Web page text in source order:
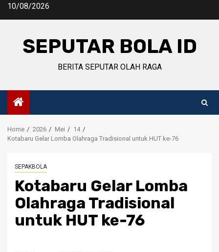
Skip10/08/2026
SEPUTAR BOLA ID
BERITA SEPUTAR OLAH RAGA
Home 2026 Mei
14
Kotabaru Gelar Lomba Olahraga Tradisional untuk HUT ke-76
SEPAKBOLA
Kotabaru Gelar Lomba
Olahraga Tradisional
untuk HUT ke-76